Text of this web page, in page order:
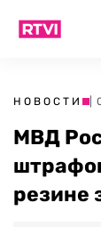
НОВОСТИ |
МВД
резине